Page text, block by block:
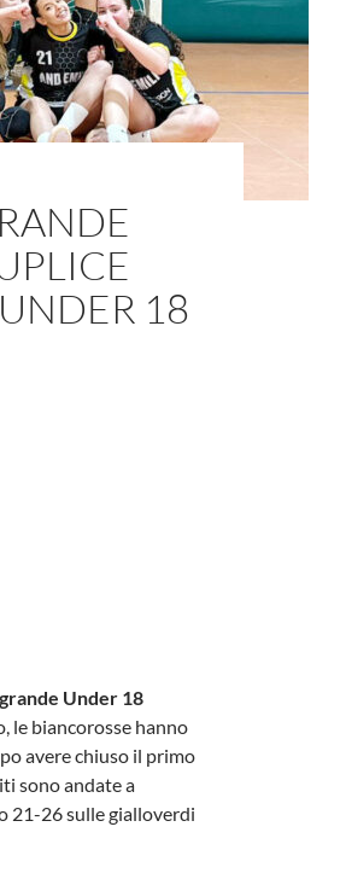
18
Under 18
le biancorosse hanno
avere chiuso il primo
sono andate a
21-26 sulle gialloverdi